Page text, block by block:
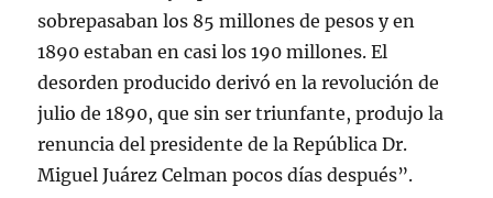
sobrepasaban los 85 millones de pesos y en
1890 estaban en casi los 190 millones. El
desorden producido derivó en la revolución de
julio de 1890, que sin ser triunfante, produjo la
renuncia del presidente de la República Dr.
Miguel Juárez Celman pocos días después”.